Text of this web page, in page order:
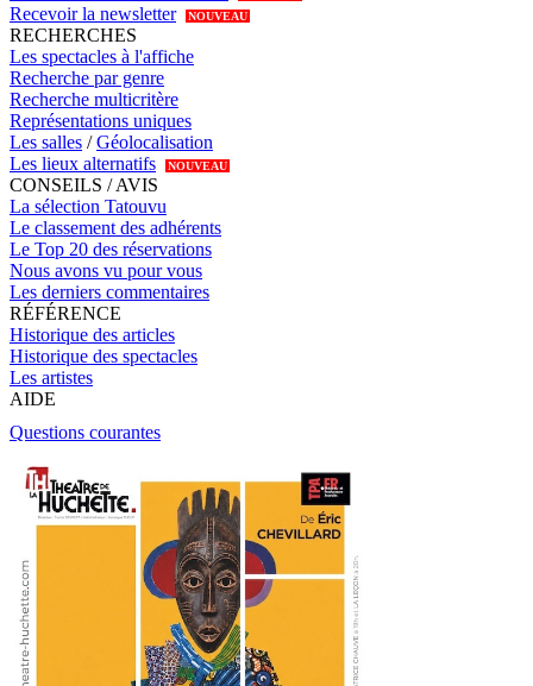
Recevoir la newsletter NOUVEAU
RECHERCHES
Les spectacles à l'affiche
Recherche par genre
Recherche multicritère
Représentations uniques
Les salles /Géolocalisation
Les lieux alternatifs
NOUVEAU
CONSEILS / AVIS
La sélection Tatouvu
Le classement des adhérents
Le Top 20 des réservations
Nous avons vu pour vous
Les derniers commentaires
RÉFÉRENCE
Historique des articles
Historique des spectacles
Les artistes
AIDE
Questions courantes